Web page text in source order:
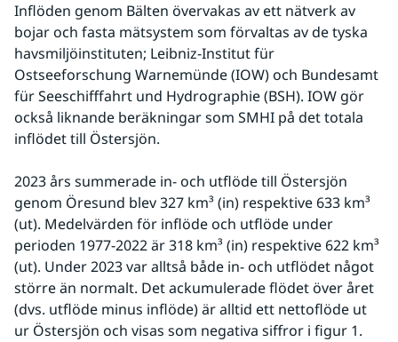
Inflöden genom Bälten övervakas av ett nätverk av
bojar och fasta mätsystem som förvaltas av de tyska
havsmiljöinstituten; Leibniz-Institut für
Ostseeforschung Warnemünde (IOW) och Bundesamt
für Seeschifffahrt und Hydrographie (BSH). IOW gör
också liknande beräkningar som SMHI på det totala
inflödet till Östersjön.
2023 års summerade in- och utflöde till Östersjön
genom Öresund blev 327 km³ (in) respektive 633 km³
(ut). Medelvärden för inflöde och utflöde under
perioden 1977-2022 är 318 km³ (in) respektive 622 km³
(ut). Under 2023 var alltså både in- och utflödet något
större än normalt. Det ackumulerade flödet över året
(dvs. utflöde minus inflöde) är alltid ett nettoflöde ut
ur Östersjön och visas som negativa siffror i figur 1.